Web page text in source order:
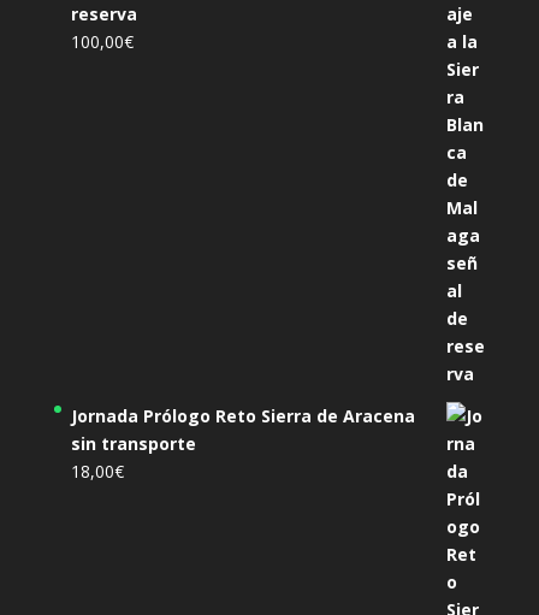
reserva
100,00€
Jornada Prólogo Reto Sierra de Aracena
sin transporte
18,00€